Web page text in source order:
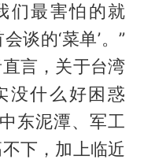
们最害怕的就
谈的‘菜单’。”
言，关于台湾
没什么好困惑
东泥潭、军工
下，加上临近